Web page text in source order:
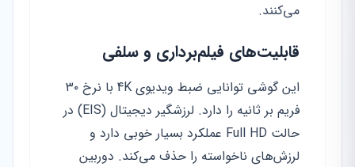
می‌کنند.
قابلیت‌های فیلم‌برداری و سلفی
این گوشی توانایی ضبط ویدیوی 4K با نرخ ۳۰
فریم بر ثانیه را دارد. لرزشگیر دیجیتال (EIS) در
حالت Full HD عملکرد بسیار خوبی دارد و
لرزش‌های ناخواسته را حذف می‌کند. دوربین